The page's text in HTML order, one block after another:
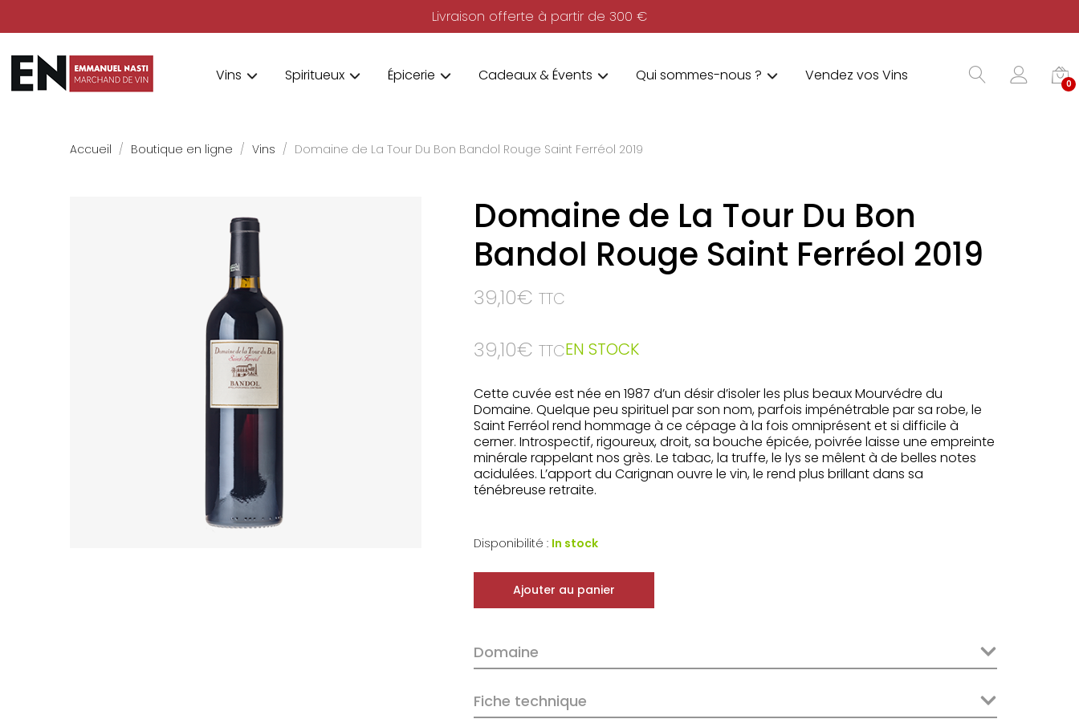
Livraison offerte à partir de 300 €
Vins Spiritueux Épicerie Cadeaux & Évents Qui sommes-nous ? Vendez vos Vins 0
Accueil Boutique en ligne Vins Domaine de La Tour Du Bon Bandol Rouge Saint Ferréol 2019
Domaine de La Tour Du Bon
Bandol Rouge Saint Ferréol 2019
39,10€ TTC
39,10€ TTCEN STOCK
Cette cuvée est née en 1987 d’un désir d’isoler les plus beaux Mourvédre du
Domaine. Quelque peu spirituel par son nom, parfois impénétrable par sa robe, le
Saint Ferréol rend hommage à ce cépage à la fois omniprésent et si difficile à
cerner. Introspectif, rigoureux, droit, sa bouche épicée, poivrée laisse une empreinte
minérale rappelant nos grès. Le tabac, la truffe, le lys se mêlent à de belles notes
acidulées. L’apport du Carignan ouvre le vin, le rend plus brillant dans sa
ténébreuse retraite.
Disponibilité : In stock
Ajouter au panier
Domaine
Fiche technique